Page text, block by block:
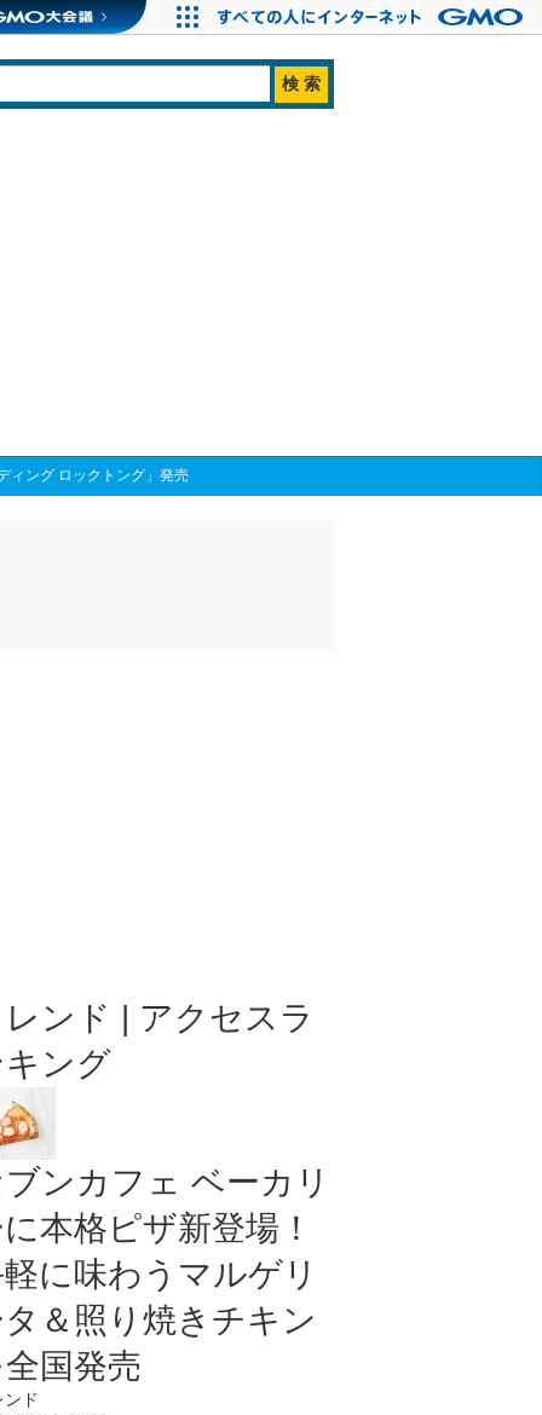
ィング ロックトング」発売
レンド | アクセスラ
キング
ンカフェ ベーカリ
本格ピザ新登場！
に味わうマルゲリ
タ＆照り焼きチキン
全国発売
ンド